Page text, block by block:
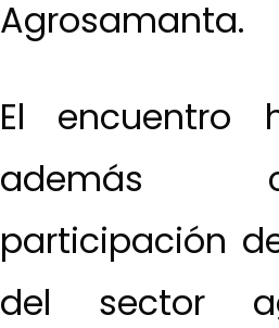
Agrosamanta.
El encuentro
participación
del sector